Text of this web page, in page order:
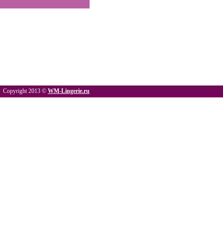
Copyright 2013 © WM-Lingerie.ru